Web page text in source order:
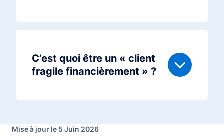
C’est quoi être un « client
fragile financièrement » ?
Mise à jour le 5 Juin 2026